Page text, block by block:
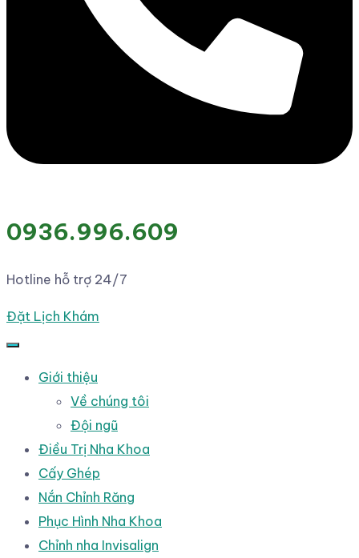
0936.996.609
Hotline hỗ trợ 24/7
Đặt Lịch Khám
Giới thiệu
Về chúng tôi
Đội ngũ
Điều Trị Nha Khoa
Cấy Ghép
Nắn Chỉnh Răng
Phục Hình Nha Khoa
Chỉnh nha Invisalign